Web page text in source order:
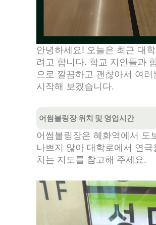
안녕하세요! 오늘은 최근 대
려고 합니다. 학교 지인들과
으로 깔끔하고 괜찮아서 여
시작해 보겠습니다.
어썸볼링장 위치 및 영업시간
어썸볼링장은 혜화역에서 도
나쁘지 않아 대학로에서 연
치는 지도를 참고해 주세요.